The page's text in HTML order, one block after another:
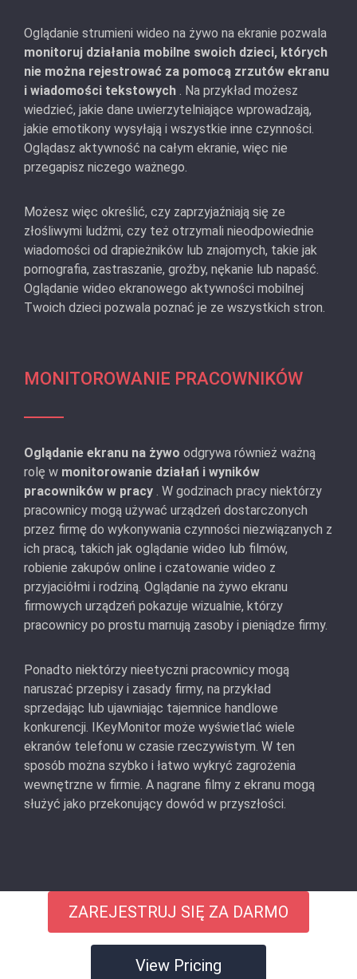
Oglądanie strumieni wideo na żywo na ekranie pozwala
monitoruj działania mobilne swoich dzieci, których
nie można rejestrować za pomocą zrzutów ekranu
i wiadomości tekstowych . Na przykład możesz
wiedzieć, jakie dane uwierzytelniające wprowadzają,
jakie emotikony wysyłają i wszystkie inne czynności.
Oglądasz aktywność na całym ekranie, więc nie
przegapisz niczego ważnego.
Możesz więc określić, czy zaprzyjaźniają się ze
złośliwymi ludźmi, czy też otrzymali nieodpowiednie
wiadomości od drapieżników lub znajomych, takie jak
pornografia, zastraszanie, groźby, nękanie lub napaść.
Oglądanie wideo ekranowego aktywności mobilnej
Twoich dzieci pozwala poznać je ze wszystkich stron.
MONITOROWANIE PRACOWNIKÓW
Oglądanie ekranu na żywo odgrywa również ważną
rolę w monitorowanie działań i wyników
pracowników w pracy . W godzinach pracy niektórzy
pracownicy mogą używać urządzeń dostarczonych
przez firmę do wykonywania czynności niezwiązanych z
ich pracą, takich jak oglądanie wideo lub filmów,
robienie zakupów online i czatowanie wideo z
przyjaciółmi i rodziną. Oglądanie na żywo ekranu
firmowych urządzeń pokazuje wizualnie, którzy
pracownicy po prostu marnują zasoby i pieniądze firmy.
Ponadto niektórzy nieetyczni pracownicy mogą
naruszać przepisy i zasady firmy, na przykład
sprzedając lub ujawniając tajemnice handlowe
konkurencji. IKeyMonitor może wyświetlać wiele
ekranów telefonu w czasie rzeczywistym. W ten
sposób można szybko i łatwo wykryć zagrożenia
wewnętrzne w firmie. A nagrane filmy z ekranu mogą
służyć jako przekonujący dowód w przyszłości.
ZAREJESTRUJ SIĘ ZA DARMO
View Pricing